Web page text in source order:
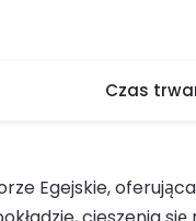
Czas
Egejskie,